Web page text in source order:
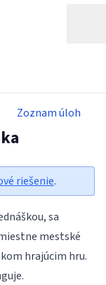
Zoznam úloh
riešenie.
sa
mestské
hrajúcim hru.